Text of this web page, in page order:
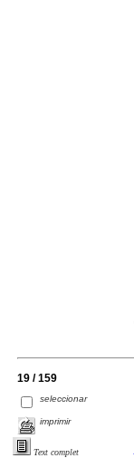
19 / 159
seleccionar
imprimir
Text complet